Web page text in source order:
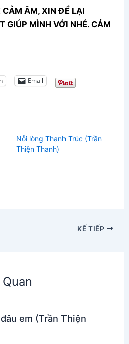
CẢM ÂM, XIN ĐỂ LẠI
GIÚP MÌNH VỚI NHÉ. CẢM
Email
Nỗi lòng Thanh Trúc (Trần
Thiện Thanh)
KẾ TIẾP
em (Trần Thiện